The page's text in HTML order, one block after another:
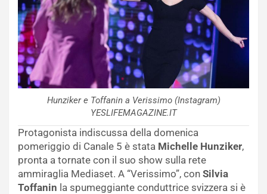
Hunziker e Toffanin a Verissimo (Instagram)
YESLIFEMAGAZINE.IT
Protagonista indiscussa della domenica
pomeriggio di Canale 5 è stata Michelle Hunziker,
pronta a tornate con il suo show sulla rete
ammiraglia Mediaset. A “Verissimo”, con Silvia
Toffanin la spumeggiante conduttrice svizzera si è